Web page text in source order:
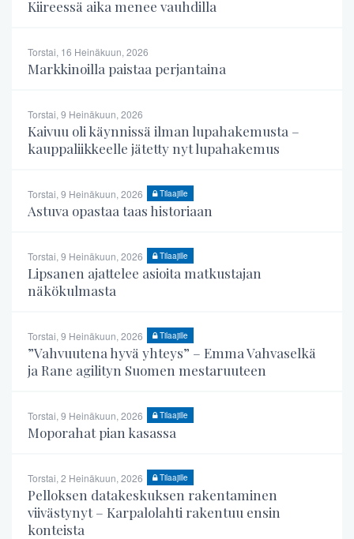
Kiireessä aika menee vauhdilla
Torstai, 16 Heinäkuun, 2026
Markkinoilla paistaa perjantaina
Torstai, 9 Heinäkuun, 2026
Kaivuu oli käynnissä ilman lupahakemusta –
kauppaliikkeelle jätetty nyt lupahakemus
Torstai, 9 Heinäkuun, 2026 Tilaajille
Astuva opastaa taas historiaan
Torstai, 9 Heinäkuun, 2026 Tilaajille
Lipsanen ajattelee asioita matkustajan
näkökulmasta
Torstai, 9 Heinäkuun, 2026 Tilaajille
”Vahvuutena hyvä yhteys” – Emma Vahvaselkä
ja Rane agilityn Suomen mestaruuteen
Torstai, 9 Heinäkuun, 2026 Tilaajille
Moporahat pian kasassa
Torstai, 2 Heinäkuun, 2026 Tilaajille
Pelloksen datakeskuksen rakentaminen
viivästynyt – Karpalolahti rakentuu ensin
konteista